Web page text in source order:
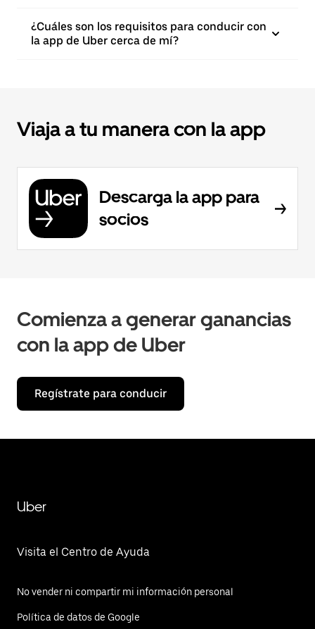
¿Cuáles son los requisitos para conducir con
la app de Uber cerca de mí?
Viaja a tu manera con la app
Descarga la app para
socios
Comienza a generar ganancias
con la app de Uber
Regístrate para conducir
Uber
Visita el Centro de Ayuda
No vender ni compartir mi información personal
Política de datos de Google